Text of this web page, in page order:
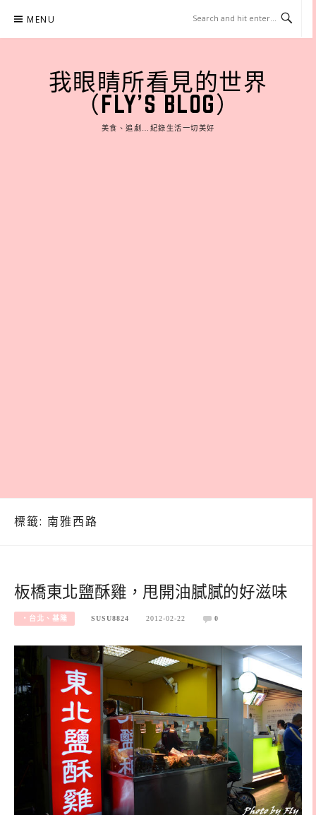
content
MENU
我眼睛所看見的世界
（FLY'S BLOG）
美食、追劇…紀錄生活一切美好
標籤: 南雅西路
板橋東北鹽酥雞，甩開油膩膩的好滋味
‧台北、基隆 SUSU8824 2012-02-22 0